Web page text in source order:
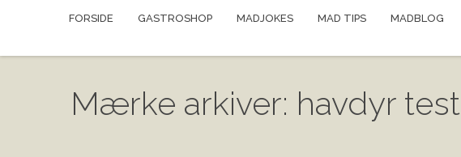
FORSIDE GASTROSHOP MADJOKES MAD TIPS MADBLOG
Mærke arkiver: havdyr test